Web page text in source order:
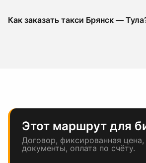
Как заказать такси Брянск —
Этот маршрут для
Договор, фиксированная
документы, оплата по счёту.